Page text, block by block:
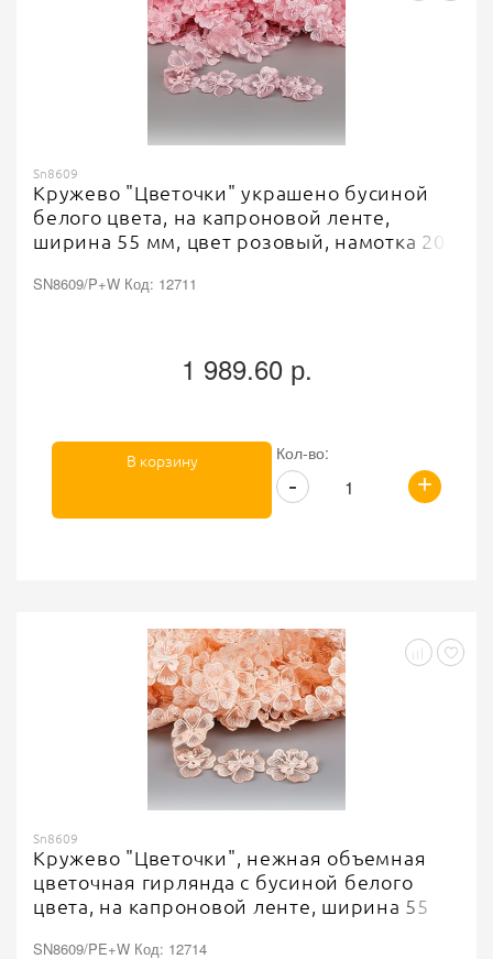
Sn8609
Кружево "Цветочки" украшено бусиной
белого цвета, на капроновой ленте,
ширина 55 мм, цвет розовый, намотка 20
SN8609/P+W Код: 12711
1 989.60 р.
Кол-во:
+
-
В корзину
Sn8609
Кружево "Цветочки", нежная объемная
цветочная гирлянда с бусиной белого
цвета, на капроновой ленте, ширина 55
SN8609/PE+W Код: 12714